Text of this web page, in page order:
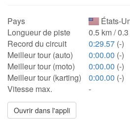
Pays
États-
Longueur de piste
0.5 km /
Record du circuit
0:29.57 (-)
Meilleur tour (auto)
0:00.00 (-)
Meilleur tour (moto)
0:00.00 (-)
Meilleur tour (karting)
0:00.00 (-)
Vitesse max.
-
Ouvrir dans l'appli